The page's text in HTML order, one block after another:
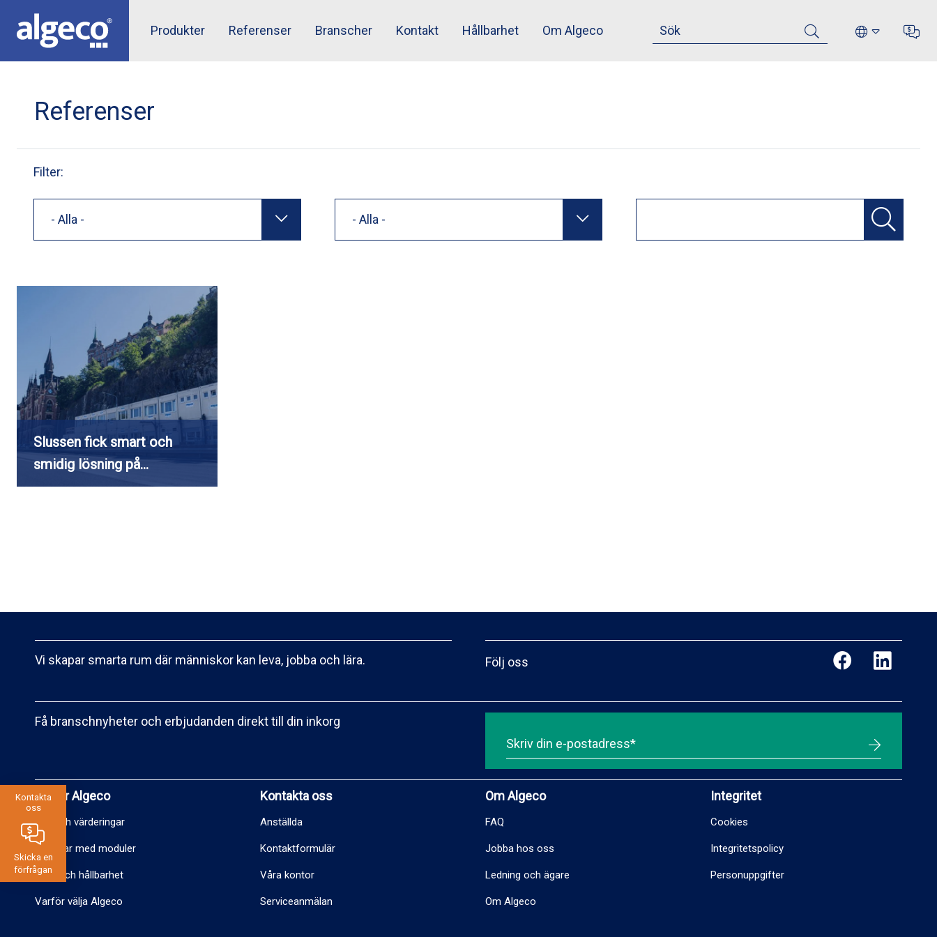
huvudinnehåll
TopProdukter Referenser Branscher Kontakt Hållbarhet Om Algeco
Kontakta
oss
Skicka en
förfrågan
Referenser
Filter:
- Alla - - Alla -
Slussen fick smart och
smidig lösning på…
Vi skapar smarta rum där människor kan leva, jobba och lära. Följ oss
Få branschnyheter och erbjudanden direkt till din inkorg
Varför Algeco
Etik och värderingar
Fördelar med moduler
Miljö och hållbarhet
Varför välja Algeco
Kontakta oss
Anställda
Kontaktformulär
Våra kontor
Serviceanmälan
Om Algeco
FAQ
Jobba hos oss
Ledning och ägare
Om Algeco
Integritet
Cookies
Integritetspolicy
Personuppgifter